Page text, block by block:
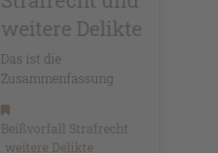
weitere Delikte
Das ist die
Zusammenfassung
Beißvorfall Strafrecht
weitere Delikte